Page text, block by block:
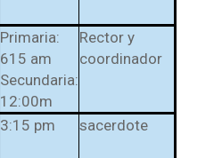
Primaria:
615 am
Secundaria:
12:00m
Rector y
coordinador
3:15 pm sacerdote